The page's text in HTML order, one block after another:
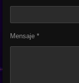
Mensaje *